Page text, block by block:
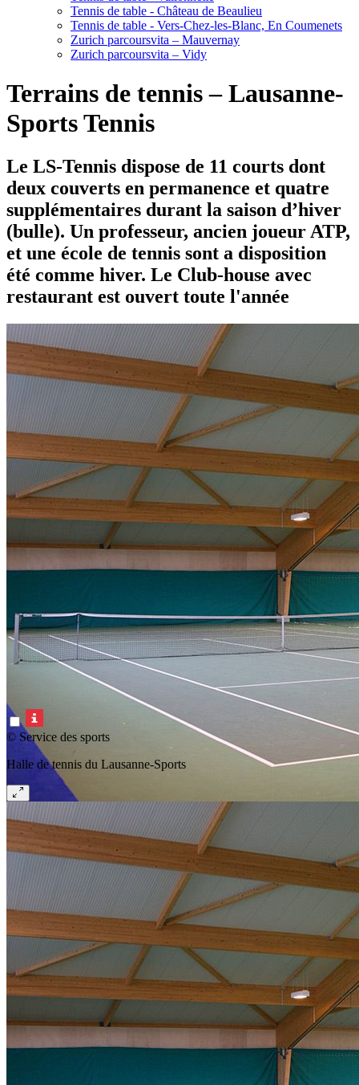
Tennis de table - Château de Beaulieu
Tennis de table - Vers-Chez-les-Blanc, En Coumenets
Zurich parcoursvita – Mauvernay
Zurich parcoursvita – Vidy
Terrains de tennis – Lausanne-
Sports Tennis
Le LS-Tennis dispose de 11 courts dont
deux couverts en permanence et quatre
supplémentaires durant la saison d’hiver
(bulle). Un professeur, ancien joueur ATP,
et une école de tennis sont a disposition
été comme hiver. Le Club-house avec
restaurant est ouvert toute l'année
© Service des sports
Halle de tennis du Lausanne-Sports